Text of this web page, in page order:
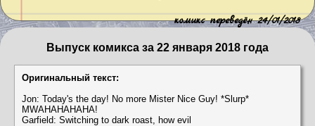
комикс переведён 24/01/2018
Выпуск комикса за 22 января 2018 года
Оригинальный текст:
Jon: Today's the day! No more Mister Nice Guy! *Slurp*
MWAHAHAHAHA!
Garfield: Switching to dark roast, how evil